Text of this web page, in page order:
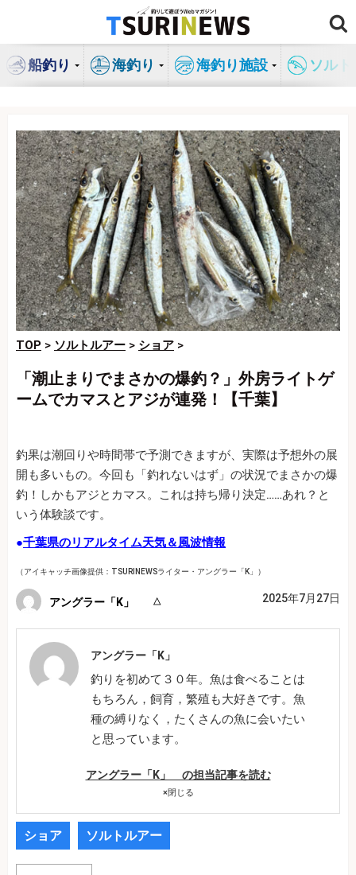
ン
船釣り 海釣り 海釣り施設 ソル
TOP > ソルトルアー > ショア >
「潮止まりでまさかの爆釣？」外房ライトゲ
ームでカマスとアジが連発！【千葉】
釣果は潮回りや時間帯で予測できますが、実際は予想外の展
開も多いもの。今回も「釣れないはず」の状況でまさかの爆
釣！しかもアジとカマス。これは持ち帰り決定……あれ？と
いう体験談です。
●千葉県のリアルタイム天気＆風波情報
（アイキャッチ画像提供：TSURINEWSライター・アングラー「K」）
アングラー「K」 2025年7月27日
アングラー「K」
釣りを初めて３０年。魚は食べることは
もちろん，飼育，繁殖も大好きです。魚
種の縛りなく，たくさんの魚に会いたい
と思っています。
アングラー「K」 の担当記事を読む
×閉じる
ショア ソルトルアー